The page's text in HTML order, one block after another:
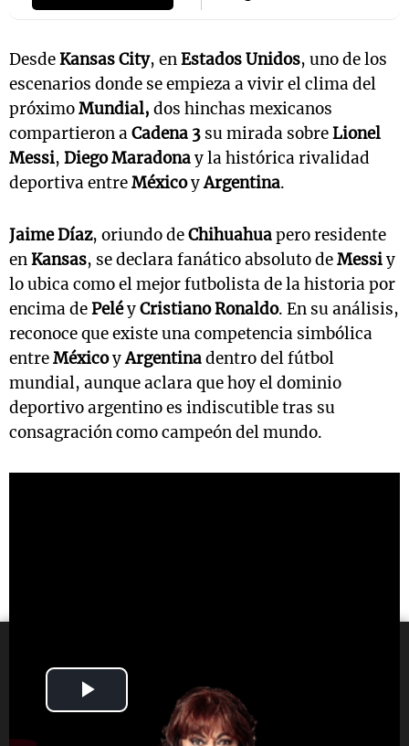
Video
DesdeKansas City, enEstados Unidos, uno de los
escenarios donde se empieza a vivir el clima del
próximoMundial, dos hinchas mexicanos
compartieron aCadena 3 su mirada sobreLionel
Messi, Diego Maradonay la histórica rivalidad
deportiva entreMéxicoyArgentina.
Jaime Díaz, oriundo deChihuahuapero residente
enKansas, se declara fanático absoluto deMessiy
lo ubica como el mejor futbolista de la historia por
encima dePeléyCristiano Ronaldo. En su análisis,
reconoce que existe una competencia simbólica
entreMéxicoyArgentinadentro del fútbol
mundial, aunque aclara que hoy el dominio
deportivo argentino es indiscutible tras su
consagración como campeón del mundo.